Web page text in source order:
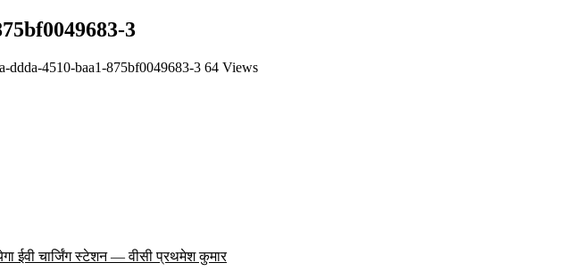
3
ddda-4510-baa1-875bf0049683-3 64 Views
ईवी चार्जिंग स्टेशन — वीसी प्रथमेश कुमार